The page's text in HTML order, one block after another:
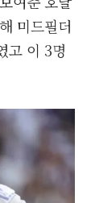
미드필더
고 이 3명